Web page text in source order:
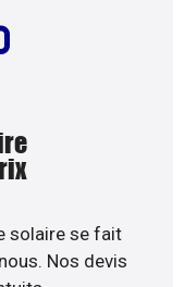
solaire se fait
Nos devis